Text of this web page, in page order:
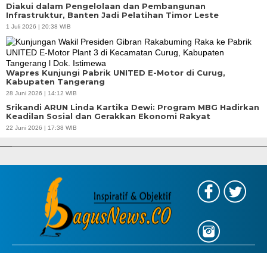
Diakui dalam Pengelolaan dan Pembangunan
Infrastruktur, Banten Jadi Pelatihan Timor Leste
1 Juli 2026 | 20:38 WIB
Wapres Kunjungi Pabrik UNITED E-Motor di Curug,
Kabupaten Tangerang
28 Juni 2026 | 14:12 WIB
Srikandi ARUN Linda Kartika Dewi: Program MBG Hadirkan
Keadilan Sosial dan Gerakkan Ekonomi Rakyat
22 Juni 2026 | 17:38 WIB
APBD Tahun 2025 Anggarkan Rp200 Miliar | Program Makan Bergizi